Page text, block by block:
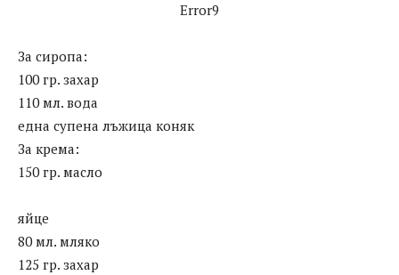
Error9
За сиропа:
100 гр. захар
110 мл. вода
една супена лъжица коняк
За крема:
150 гр. масло
яйце
80 мл. мляко
125 гр. захар